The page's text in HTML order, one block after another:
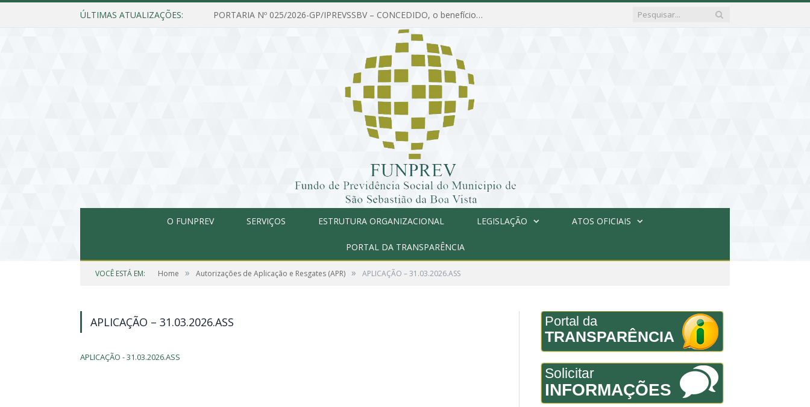
ÚLTIMAS ATUALIZAÇÕES: PORTARIA Nº 025/2026-GP/IPREVSSBV – CONCEDIDO, o benefício de PENSÃO a MARIA ESTELA DOS SANTOS SOUZA
O FUNPREV SERVIÇOS ESTRUTURA ORGANIZACIONAL LEGISLAÇÃO ATOS OFICIAIS
PORTAL DA TRANSPARÊNCIA
VOCÊ ESTÁ EM: Home » Autorizações de Aplicação e Resgates (APR) » APLICAÇÃO – 31.03.2026.ASS
APLICAÇÃO – 31.03.2026.ASS
APLICAÇÃO - 31.03.2026.ASS
Portal da
TRANSPARÊNCIA
Solicitar
INFORMAÇÕES